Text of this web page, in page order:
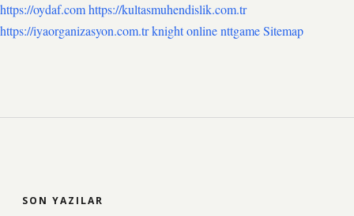
https://oydaf.comhttps://kultasmuhendislik.com.tr
https://iyaorganizasyon.com.trknight onlinenttgameSitemap
SON YAZILAR